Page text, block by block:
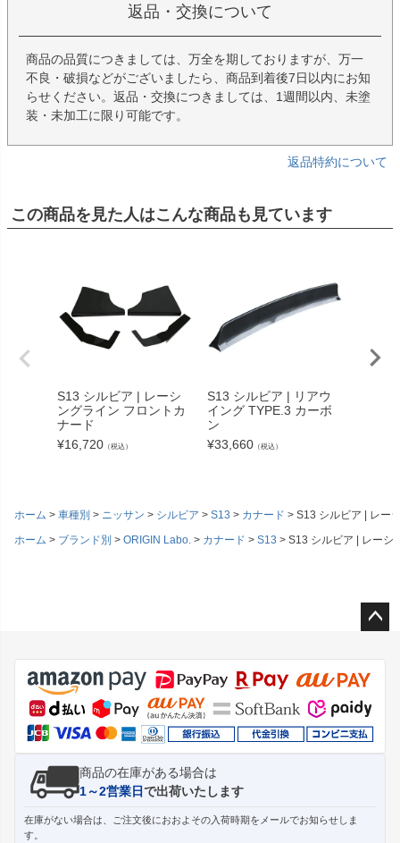
返品・交換について
商品の品質につきましては、万全を期しておりますが、万一
不良・破損などがございましたら、商品到着後7日以内にお知
らせください。返品・交換につきましては、1週間以内、未塗
装・未加工に限り可能です。
返品特約について
この商品を見た人はこんな商品も見ています
S13 シルビア | レーシ
ングライン フロントカ
ナード
¥16,720 （税込）
S13 シルビア | リアウ
イング TYPE.3 カーボ
ン
¥33,660 （税込）
ホーム 車種別 ニッサン シルビア S13 カナード
S13 シルビア | レー
ホーム
ブランド別 ORIGIN Labo. カナード S13 S13 シルビア | レーシ
ジト
ップ
へ
商品の在庫がある場合は
1～2営業日で出荷いたします
在庫がない場合は、ご注文後におおよその入荷時期をメールでお知らせしま
す。